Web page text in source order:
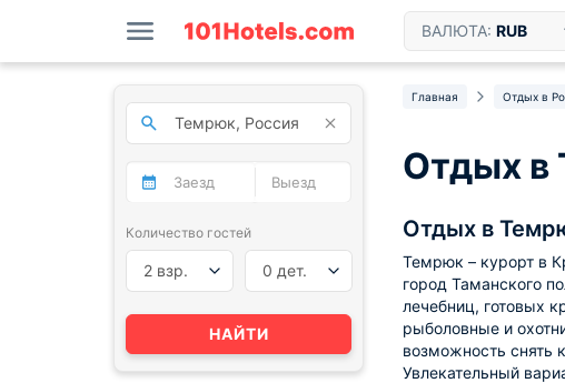
ВАЛЮТА: RUB
Главная Отдых в
Отдых в
Отдых в
Темрюк – курорт в
город Таманского
лечебниц, готовых
рыболовные и
возможность снять
Увлекательный
Количество гостей
2 взр. 0 дет.
НАЙТИ